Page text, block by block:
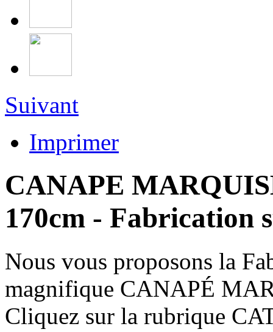
Suivant
Imprimer
CANAPE
170cm - Fabrication
Nous vous proposons la
magnifique CANAPÉ
Cliquez sur la rubrique